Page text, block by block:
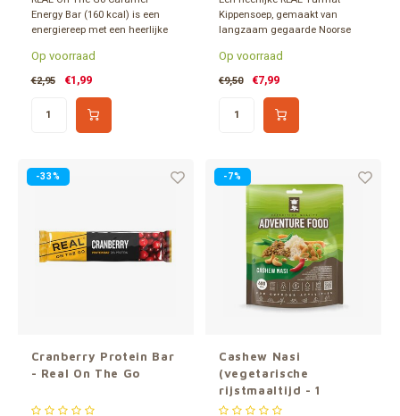
Energy Bar (160 kcal) is een
energiereep met een heerlijke
en met een fijne stevige bite.
Perfect voor het aanvullen van
je energiereserves op de
momenten dat je het 't hardst
nodig hebt.
Op voorraad
€2,95 €1,99
Kippensoep, gemaakt van
langzaam gegaarde Noorse
gember en knoflook. Een
gevriesdroogde maaltijd (331
kcal) die ideaal is als lunch
onderweg.
Op voorraad
€9,50 €7,99
-33%
Cranberry Protein Bar
- Real On The Go
-7%
Cashew Nasi
(vegetarische
rijstmaaltijd - 1
portie)